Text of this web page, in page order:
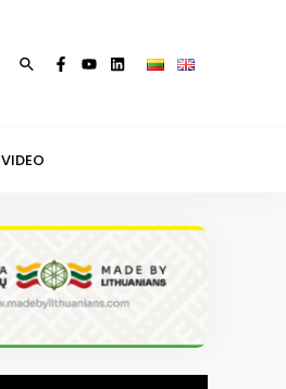
Paieška
VIDEO